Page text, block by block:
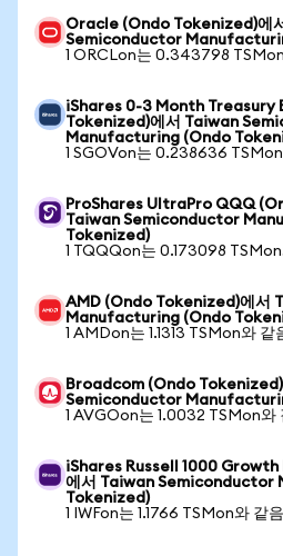
Oracle (Ondo Tokenized)에
Semiconductor
1 ORCLon는 0.343798
iShares 0-3 Month Treasury
Tokenized)에서 Taiwan
Manufacturing (Ondo
1 SGOVon는 0.238636
ProShares UltraPro QQQ
Taiwan Semiconductor
Tokenized)
1 TQQQon는 0.173098
AMD (Ondo Tokenized)에서
Manufacturing (Ondo
1 AMDon는 1.1313 TSMon와 같
Broadcom (Ondo
Semiconductor
1 AVGOon는 1.0032 TSMon와
iShares Russell 1000
에서 Taiwan
Tokenized)
1 IWFon는 1.1766 TSMon와 같음